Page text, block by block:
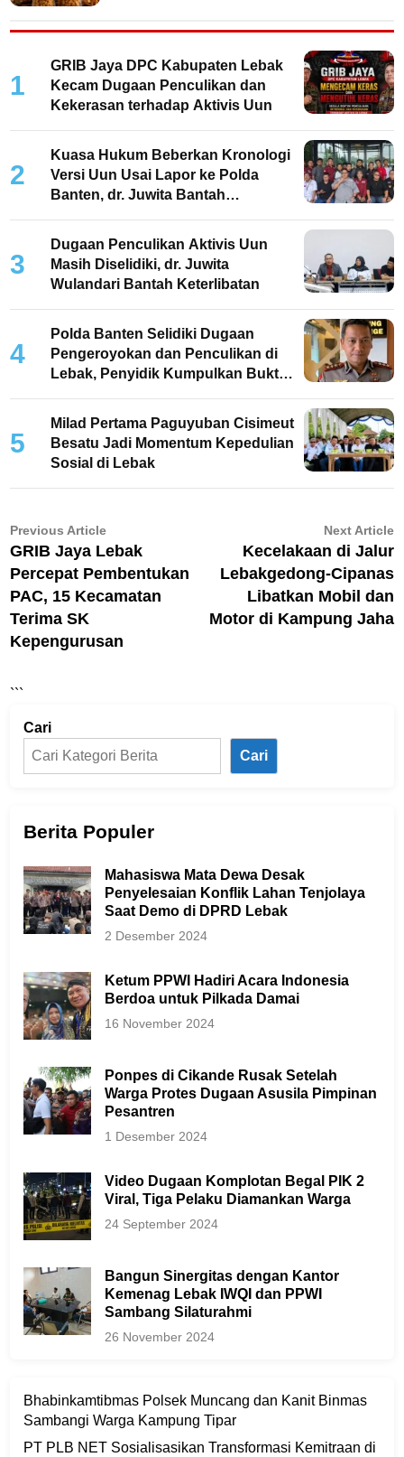
1
GRIB Jaya DPC Kabupaten Lebak
Kecam Dugaan Penculikan dan
Kekerasan terhadap Aktivis Uun
2
Kuasa Hukum Beberkan Kronologi
Versi Uun Usai Lapor ke Polda
Banten, dr. Juwita Bantah
3
Dugaan Penculikan Aktivis Uun
Masih Diselidiki, dr. Juwita
Wulandari Bantah Keterlibatan
4
Polda Banten Selidiki Dugaan
Pengeroyokan dan Penculikan di
Lebak, Penyidik Kumpulkan Bukti
5
Milad Pertama Paguyuban Cisimeut
Besatu Jadi Momentum Kepedulian
Sosial di Lebak
Navigasi
pos
Previous ArticlePrevious
article:
GRIB Jaya Lebak
Percepat Pembentukan
PAC, 15 Kecamatan
Terima SK
Kepengurusan
Next Article
Kecelakaan di Jalur
Lebakgedong-Cipanas
Libatkan Mobil dan
Motor di Kampung Jaha
```
Cari
Cari
Berita Populer
Mahasiswa Mata Dewa Desak
Penyelesaian Konflik Lahan Tenjolaya
Saat Demo di DPRD Lebak
2 Desember 2024
Ketum PPWI Hadiri Acara Indonesia
Berdoa untuk Pilkada Damai
16 November 2024
Ponpes di Cikande Rusak Setelah
Warga Protes Dugaan Asusila Pimpinan
Pesantren
1 Desember 2024
Video Dugaan Komplotan Begal PIK 2
Viral, Tiga Pelaku Diamankan Warga
24 September 2024
Bangun Sinergitas dengan Kantor
Kemenag Lebak IWQI dan PPWI
Sambang Silaturahmi
26 November 2024
Bhabinkamtibmas Polsek Muncang dan Kanit Binmas
Sambangi Warga Kampung Tipar
PT PLB NET Sosialisasikan Transformasi Kemitraan di